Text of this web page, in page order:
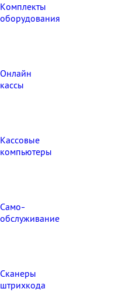
Комплекты
оборудования
Онлайн
кассы
Кассовые
компьютеры
Само-
обслуживание
Сканеры
штрихкода